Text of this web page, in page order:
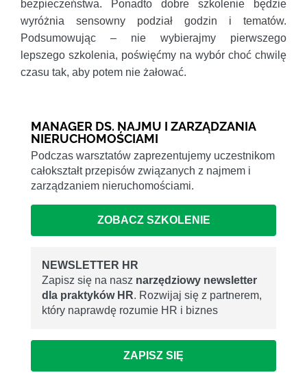
bezpieczeństwa. Ponadto dobre szkolenie będzie
wyróżnia sensowny podział godzin i tematów.
Podsumowując – nie wybierajmy pierwszego
lepszego szkolenia, poświęćmy na wybór choć chwilę
czasu tak, aby potem nie żałować.
MANAGER DS. NAJMU I ZARZĄDZANIA
NIERUCHOMOŚCIAMI
Podczas warsztatów zaprezentujemy uczestnikom
całokształt przepisów związanych z najmem i
zarządzaniem nieruchomościami.
ZOBACZ SZKOLENIE
NEWSLETTER HR
Zapisz się na nasz narzędziowy newsletter
dla praktyków HR. Rozwijaj się z partnerem,
który naprawdę rozumie HR i biznes
ZAPISZ SIĘ